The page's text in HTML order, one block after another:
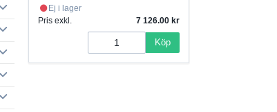
Ej i lager
Pris exkl.
7 126.00
Köp